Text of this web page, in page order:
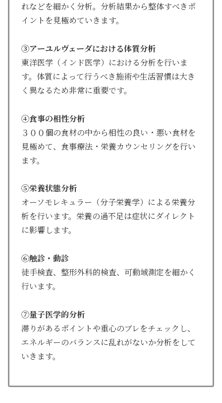
れなどを細かく分析。分析結果から整体すべきポ
イントを見極めていきます。
③アーユルヴェーダにおける体質分析
東洋医学（インド医学）における分析を行いま
す。体質によって行うべき施術や生活習慣は大き
く異なるため非常に重要です。
④食事の相性分析
３００個の食材の中から相性の良い・悪い食材を
見極めて、食事療法・栄養カウンセリングを行い
ます。
⑤栄養状態分析
オーソモレキュラー（分子栄養学）による栄養分
析を行います。栄養の過不足は症状にダイレクト
に影響します。
⑥触診・動診
徒手検査、整形外科的検査、可動域測定を細かく
行います。
⑦量子医学的分析
滞りがあるポイントや重心のブレをチェックし、
エネルギーのバランスに乱れがないか分析をして
いきます。